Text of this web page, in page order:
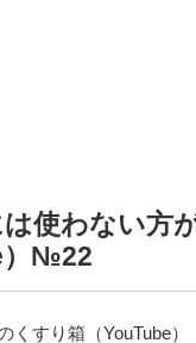
使わない方
）№22
すり箱（YouTube）